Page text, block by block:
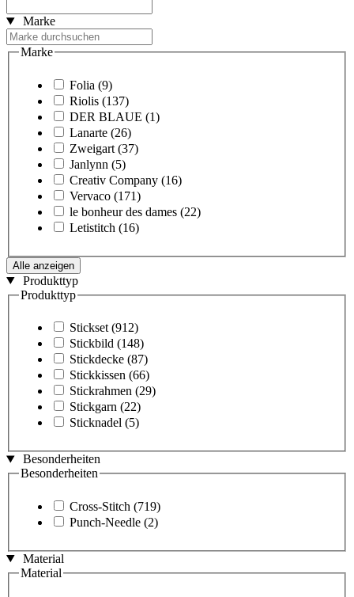
Marke
Marke
Folia (9)
Riolis (137)
DER BLAUE (1)
Lanarte (26)
Zweigart (37)
Janlynn (5)
Creativ Company (16)
Vervaco (171)
le bonheur des dames (22)
Letistitch (16)
Alle anzeigen
Produkttyp
Produkttyp
Stickset (912)
Stickbild (148)
Stickdecke (87)
Stickkissen (66)
Stickrahmen (29)
Stickgarn (22)
Sticknadel (5)
Besonderheiten
Besonderheiten
Cross-Stitch (719)
Punch-Needle (2)
Material
Material